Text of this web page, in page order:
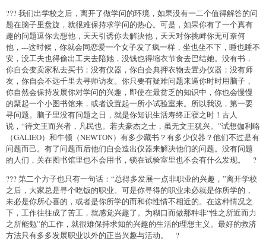
??? 我们出学校之后，离开了做学问的环境，如果没有一二个值得解答的问
题在脑子里盘旋，就很难保持求学问的热心。可是，如果你有了一个真有
趣的问题逗你去想他，天天引诱你去解决他，天天对你挑衅你无可奈何
他，---这时候，你就会同恋爱一个女子发了疯一样，坐也坐不下，睡也睡不
安，没工夫也得偷出工夫去陪她，没钱也得缩衣节食去巴结她。没有书，
你自会变卖家私去买书；没有仪器，你自会典押衣物去置办仪器；没有师
友，你自会不远千里去寻师访友。你只要有疑难问题来逼你时时用脑子，
你自然会保持发展你对学问的兴趣，即使在最贫乏的知识中，你也会慢慢
的聚起一个小图书馆来，或者设置起一所小试验室来。所以我说，第一要
寻问题。脑子里没有问题之日，就是你知识生活寿终正寝之时！古人
说，“待文王而兴者，凡民也。若夫豪杰之士，虽无文王犹兴。”试想伽利略
（GALIEO）和牛顿（NEWTON）有多少藏书？有多少仪器？他们不过是有
问题而己。有了问题而后他们自会造出仪器来解决他们的问题。没有问题
的人们，关在图书馆里也不会用书，锁在试验室里也不会有什么发现。 ?
??? 第二个方子也只有一句话：“总得多发展一点非职业的兴趣，”离开学校
之后，大家总是寻个吃饭的职业。可是你寻得的职业未必就是你所学的，
未必是你所心喜的，或者是你所学的而和你性情不相近的。在这种情况之
下，工作往往成了苦工，就感觉兴趣了。为糊口而做那种非“性之所近而力
之所能勉”的工作，就很难保持求知的兴趣的生活的理想主义。最好的救济
方法只有多多发展职业以外的正当兴趣与活动。 ?